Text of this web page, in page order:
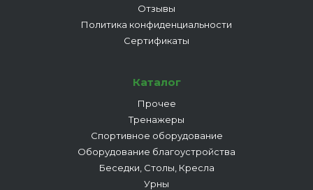
Отзывы
Политика конфиденциальности
Сертификаты
Каталог
Прочее
Тренажеры
Спортивное оборудование
Оборудование благоустройства
Беседки, Столы, Кресла
Урны